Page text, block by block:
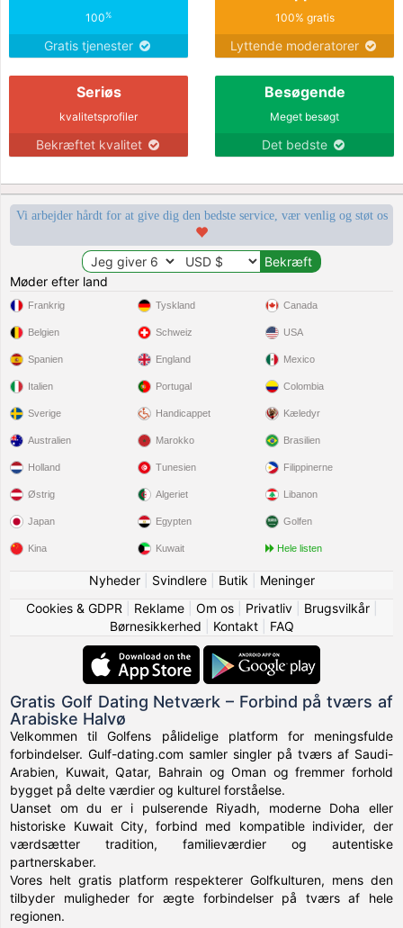
100%
Gratis tjenester
100% gratis
Lyttende moderatorer
Seriøs
kvalitetsprofiler
Bekræftet kvalitet
Besøgende
Meget besøgt
Det bedste
Vi arbejder hårdt for at give dig den bedste service, vær venlig og støt os
Møder efter land
Frankrig
Belgien
Spanien
Italien
Sverige
Tyskland
Schweiz
England
Portugal
Handicappet
Canada
USA
Mexico
Colombia
Kæledyr
Australien
Holland
Østrig
Japan
Kina
Marokko
Tunesien
Algeriet
Egypten
Kuwait
Brasilien
Filippinerne
Libanon
Golfen
Hele listen
Nyheder| Svindlere| Butik
Meninger
Cookies & GDPR
Reklame| Om os| Privatliv| Brugsvilkår|
Børnesikkerhed
Kontakt| FAQ
Gratis Golf Dating Netværk – Forbind på tværs af
Arabiske Halvø
Velkommen til Golfens pålidelige platform for meningsfulde
forbindelser. Gulf-dating.com samler singler på tværs af Saudi-
Arabien, Kuwait, Qatar, Bahrain og Oman og fremmer forhold
bygget på delte værdier og kulturel forståelse.
Uanset om du er i pulserende Riyadh, moderne Doha eller
historiske Kuwait City, forbind med kompatible individer, der
værdsætter tradition, familieværdier og autentiske
partnerskaber.
Vores helt gratis platform respekterer Golfkulturen, mens den
tilbyder muligheder for ægte forbindelser på tværs af hele
regionen.